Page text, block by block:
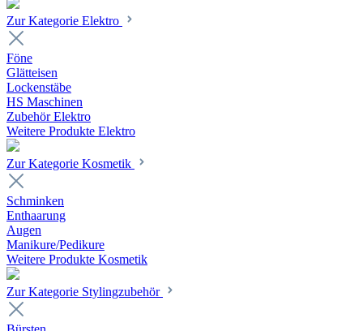
Zur Kategorie Elektro
Föne
Glätteisen
Lockenstäbe
HS Maschinen
Zubehör Elektro
Weitere Produkte Elektro
Zur Kategorie Kosmetik
Schminken
Enthaarung
Augen
Manikure/Pedikure
Weitere Produkte Kosmetik
Zur Kategorie Stylingzubehör